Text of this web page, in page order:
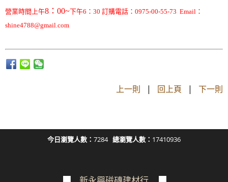
營業時間上午8：00~下午6：30 訂購電話：0975-00-55-73 Email：
shine4788@gmail.com
上一則 | 回上頁 | 下一則
今日瀏覽人數： 7284 總瀏覽人數： 17410936